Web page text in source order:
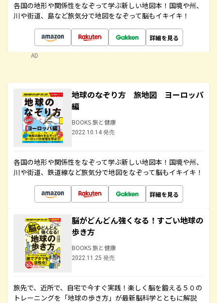
各国の地形や関係性をなぞって学ぶ新しい地図本！国境や州、
川や街道、島など旅気分で地図をなぞって脳もイキイキ！
詳細を見る
AD
地球のなぞり方 旅地図 ヨーロッパ
編
BOOKS 旅と健康
2022.10.14 発売
各国の地形や関係性をなぞって学ぶ新しい地図本！国境や州、
川や街道、鉄道線など旅気分で地図をなぞって脳もイキイキ！
詳細を見る
脳がどんどん強くなる！すごい地球の
歩き方
BOOKS 旅と健康
2022.11.25 発売
旅先で、近所で、自宅で今すぐ実践！楽しく脳を鍛える５０の
トレーニングを「地球の歩き方」が最新脳科学とともに解説